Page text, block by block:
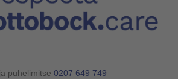
ja puhelimitse 0207 649 749